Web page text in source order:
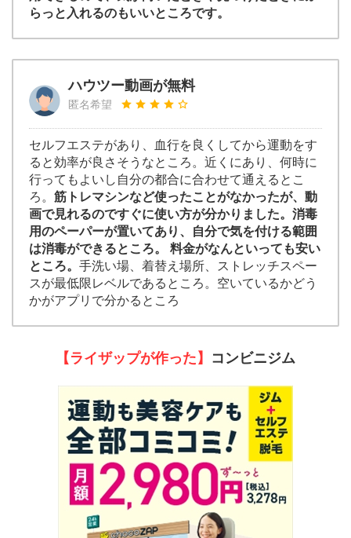
らっと入れるのもいいところです。
ハウツー動画が無料
匿名希望
セルフエステがあり、血行を良くしてから運動をす
ると効率が良さそうなところ。近くにあり、何時に
行ってもよいし自分の都合に合わせて通えるとこ
ろ。 筋トレマシンなど使ったことがなかったが、動
画で見れるのですぐに使い方が分かりました。消毒
用のペーパーが置いてあり、自分で気を付ける範囲
は消毒ができるところ。 料金がなんといっても安い
ところ。 手洗い場、着替え場所、ストレッチスペー
スが最低限レベルであるところ。空いているかどう
かがアプリで分かるところ
【ライザップが作った】 コンビニジム